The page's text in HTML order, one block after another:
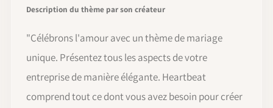
Description du thème par son créateur
"Célébrons l'amour avec un thème de mariage
unique. Présentez tous les aspects de votre
entreprise de manière élégante. Heartbeat
comprend tout ce dont vous avez besoin pour créer